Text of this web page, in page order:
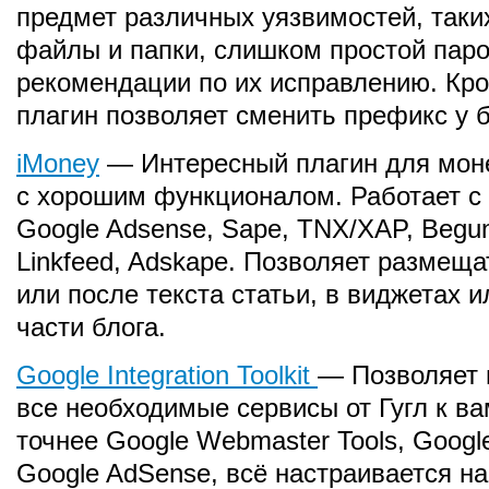
предмет различных уязвимостей,
файлы и папки, слишком простой
рекомендации по их исправлению.
плагин позволяет сменить префикс у
iMoney — Интересный плагин для
с хорошим функционалом. Работает
Google Adsense, Sape, TNX/XAP,
Linkfeed, Adskape. Позволяет
или после текста статьи, в виджетах
части блога.
Google Integration Toolkit — Позволяет
все необходимые сервисы от Гугл к
точнее Google Webmaster Tools,
Google AdSense, всё настраивается